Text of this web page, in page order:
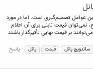
عوامل تصمیم‌گیری است. اما در مورد
نمی‌توان قیمت ثابتی برای آن اعلام
بر قیمت نهایی تأثیرگذار باشند
ساندویچ پانل قیمت پانل
پاسخ